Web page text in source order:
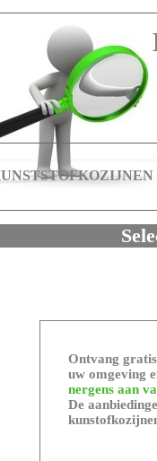
Ontvang
uw omgeving
nergens aan
De